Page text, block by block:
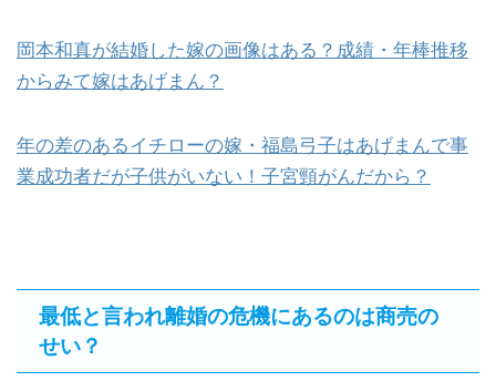
岡本和真が結婚した嫁の画像はある？成績・年棒推移
からみて嫁はあげまん？
年の差のあるイチローの嫁・福島弓子はあげまんで事
業成功者だが子供がいない！子宮頸がんだから？
最低と言われ離婚の危機にあるのは商売の
せい？